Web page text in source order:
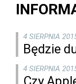
4 SIERPNIA
Będzie
4 SIERPNIA